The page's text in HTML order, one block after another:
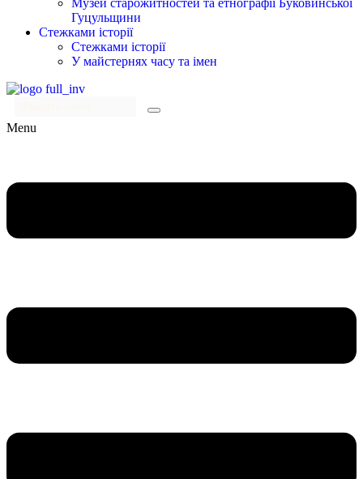
Музей старожитностей та етнографії Буковинської
Гуцульщини
Стежками історії
Стежками історії
У майстернях часу та імен
Menu